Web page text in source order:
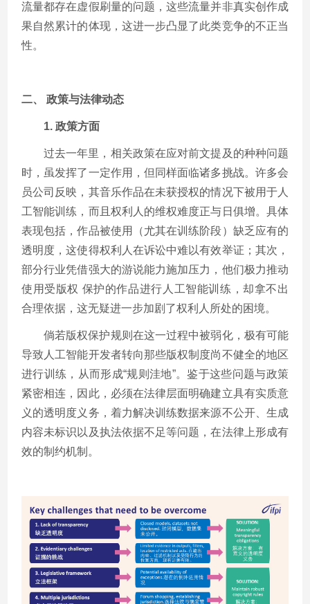
流量都存在虚假刷量的问题，这些流量并非真实创作成
果自然累计的体现，这进一步凸显了此类竞争的不正当
性。
二、 政策与法律动态
1. 政策方面
过去一年里，相关政策在应对前文提及的种种问题
时，虽发挥了一定作用，但同样面临诸多挑战。许多会
员公司反映，其音乐作品在未获授权的情况下被用于人
工智能训练，而且权利人的维权难度正与日俱增。具体
表现包括，作品被使用（尤其在训练阶段）缺乏应有的
透明度，这使得权利人在诉讼中难以有效举证；其次，
部分行业凭借强大的游说能力施加压力，他们极力推动
使用受版权 保护的作品进行人工智能训练，却拿不出
合理依据，这无疑进一步加剧了权利人所处的困境。
倘若版权保护规则在这一过程中被弱化，极有可能
导致人工智能开发者转向那些版权制度尚不健全的地区
进行训练，从而形成“规则洼地”。鉴于这些问题与政策
紧密相连，因此，必须在法律层面明确建立具有实质意
义的透明度义务，着力解决训练数据来源不公开、生成
内容未标识以及执法依据不足等问题，在法律上形成有
效的制约机制。